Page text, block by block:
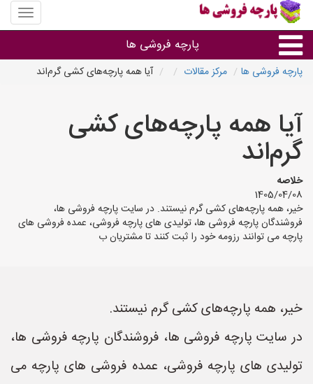
منوی
سایت
فروشی
پارچه فروشی ها
پارچه براساس رنگ طرح و کاربرد
پارچه فروشی ها مرکز مقالات آیا همه پارچه‌های کشی گرم‌اند
آیا همه پارچه‌های کشی
گرم‌اند
خلاصه
1405/04/08
خیر، همه پارچه‌های کشی گرم نیستند. در سایت پارچه فروشی ها،
فروشندگان پارچه فروشی ها، تولیدی های پارچه فروشی، عمده فروشی های
پارچه می توانند رزومه خود را ثبت کنند تا مشتریان ب
خیر، همه پارچه‌های کشی گرم نیستند.
در سایت پارچه فروشی ها، فروشندگان پارچه فروشی ها،
تولیدی های پارچه فروشی، عمده فروشی های پارچه می